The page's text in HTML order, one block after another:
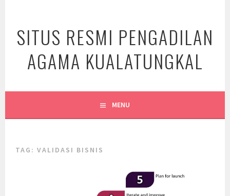
content
SITUS RESMI PENGADILAN
AGAMA KUALATUNGKAL
MENU
TAG:VALIDASI BISNIS